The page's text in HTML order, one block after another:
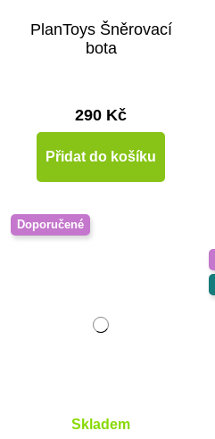
PlanToys Šněrovací
bota
290 Kč
Přidat do košíku
Doporučené
Skladem